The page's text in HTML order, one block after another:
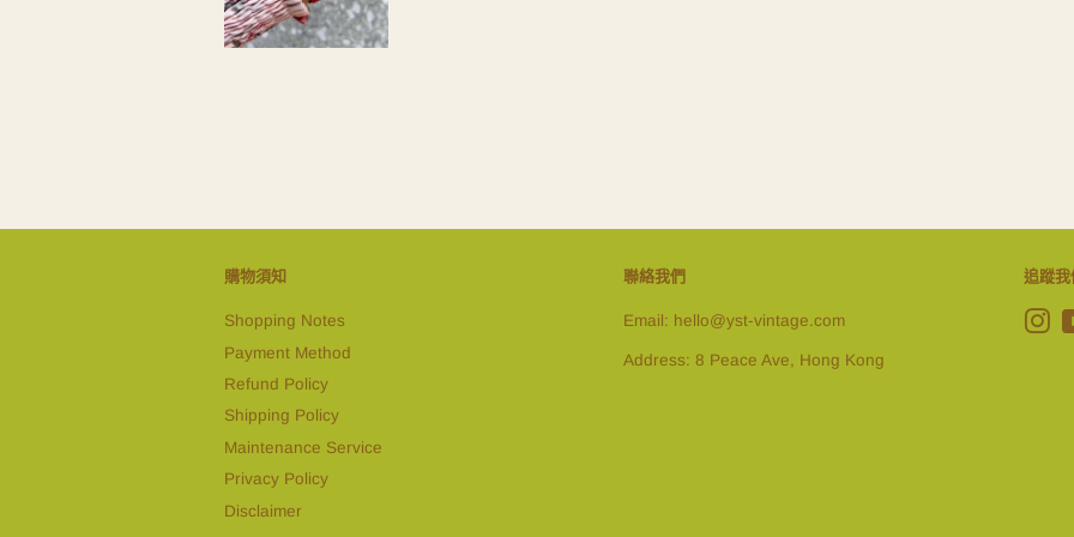
購物須知
Shopping Notes
Payment Method
Refund Policy
Shipping Policy
Maintenance Service
Privacy Policy
Disclaimer
聯絡我們
Email: hello@yst-vintage.com
Address: 8 Peace Ave, Hong Kong
追蹤我